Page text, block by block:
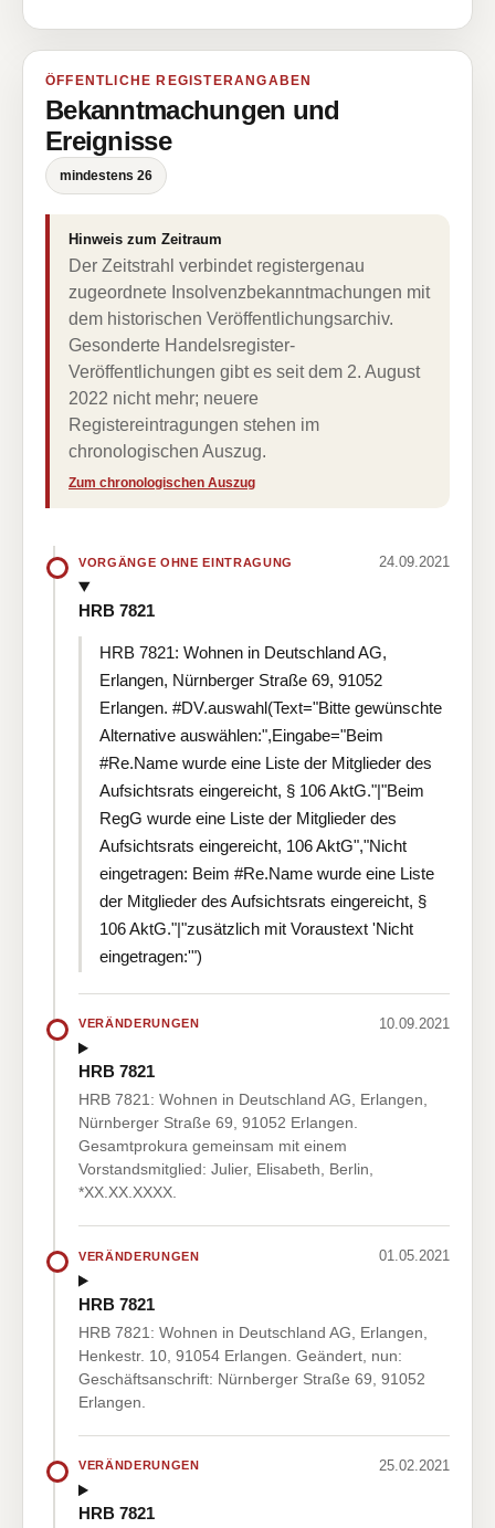
ÖFFENTLICHE REGISTERANGABEN
Bekanntmachungen und
Ereignisse
mindestens 26
Hinweis zum Zeitraum
Der Zeitstrahl verbindet registergenau
zugeordnete Insolvenzbekanntmachungen mit
dem historischen Veröffentlichungsarchiv.
Gesonderte Handelsregister-
Veröffentlichungen gibt es seit dem 2. August
2022 nicht mehr; neuere
Registereintragungen stehen im
chronologischen Auszug.
Zum chronologischen Auszug
VORGÄNGE OHNE EINTRAGUNG 24.09.2021
HRB 7821
HRB 7821: Wohnen in Deutschland AG,
Erlangen, Nürnberger Straße 69, 91052
Erlangen. #DV.auswahl(Text="Bitte gewünschte
Alternative auswählen:",Eingabe="Beim
#Re.Name wurde eine Liste der Mitglieder des
Aufsichtsrats eingereicht, § 106 AktG."|"Beim
RegG wurde eine Liste der Mitglieder des
Aufsichtsrats eingereicht, 106 AktG","Nicht
eingetragen: Beim #Re.Name wurde eine Liste
der Mitglieder des Aufsichtsrats eingereicht, §
106 AktG."|"zusätzlich mit Voraustext 'Nicht
eingetragen:'")
VERÄNDERUNGEN 10.09.2021
HRB 7821
HRB 7821: Wohnen in Deutschland AG, Erlangen,
Nürnberger Straße 69, 91052 Erlangen.
Gesamtprokura gemeinsam mit einem
Vorstandsmitglied: Julier, Elisabeth, Berlin,
*XX.XX.XXXX.
VERÄNDERUNGEN 01.05.2021
HRB 7821
HRB 7821: Wohnen in Deutschland AG, Erlangen,
Henkestr. 10, 91054 Erlangen. Geändert, nun:
Geschäftsanschrift: Nürnberger Straße 69, 91052
Erlangen.
VERÄNDERUNGEN 25.02.2021
HRB 7821